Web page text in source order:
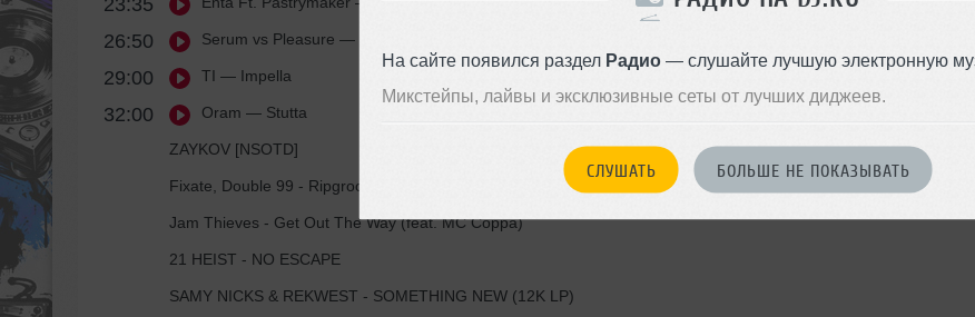
На сайте появился раздел Радио— слушайте лучшую электронную
Микстейпы, лайвы и эксклюзивные сеты от лучших диджеев.
СЛУШАТЬ БОЛЬШЕ НЕ ПОКАЗЫВАТЬ
23:35
26:50 Serum vs Pleasure — Catch The Pigeon
29:00 TI — Impella
32:00 Oram — Stutta
ZAYKOV [NSOTD]
Fixate, Double 99 - Ripgroove
Jam Thieves - Get Out The Way (feat. MC Coppa)
21 HEIST - NO ESCAPE
SAMY NICKS & REKWEST - SOMETHING NEW (12K LP)